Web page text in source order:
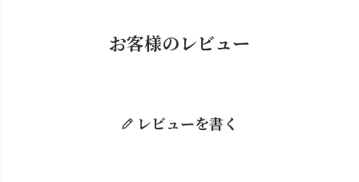
お客様のレビュー
レビューを書く